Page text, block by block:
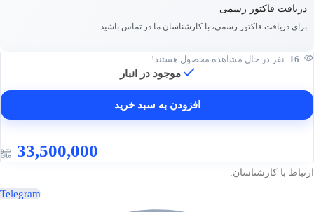
دریافت فاکتور رسمی
برای دریافت فاکتور رسمی، با کارشناسان ما در تماس باشید.
16 نفر در حال مشاهده محصول هستند!
موجود در انبار
افزودن به سبد خرید
33,500,000
ارتباط با کارشناسان:
Telegram